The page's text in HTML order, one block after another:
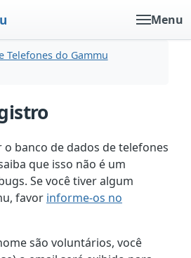
Menu
Telefones do Gammu
banco de dados de telefones
que isso não é um
Se você tiver algum
favor informe-os no
são voluntários, você